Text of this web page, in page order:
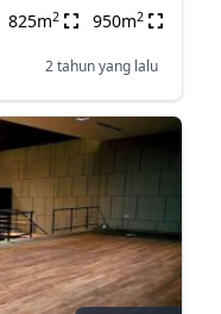
825m2 950m2
2 tahun yang lalu